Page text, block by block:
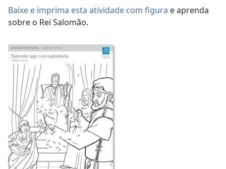
Baixe e imprima esta atividade com figura e aprenda
sobre o Rei Salomão.